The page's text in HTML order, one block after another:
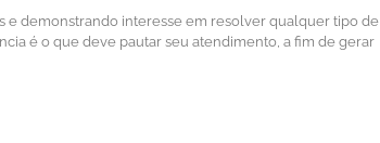
e demonstrando interesse em resolver qualquer tipo de
é o que deve pautar seu atendimento, a fim de gerar